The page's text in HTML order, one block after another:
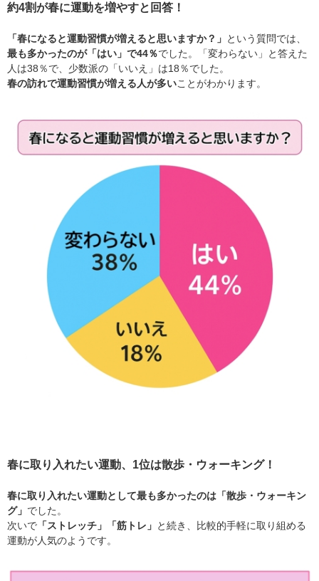
約4割が春に運動を増やすと回答！
「春になると運動習慣が増えると思いますか？」 という質問では、
最も多かったのが「はい」で44％でした。「変わらない」と答えた
人は38％で、少数派の「いいえ」は18％でした。
春の訪れで運動習慣が増える人が多いことがわかります。
春に取り入れたい運動、1位は散歩・ウォーキング！
春に取り入れたい運動として最も多かったのは「散歩・ウォーキン
グ」 でした。
次いで 「ストレッチ」 「筋トレ」 と続き、比較的手軽に取り組める
運動が人気のようです。